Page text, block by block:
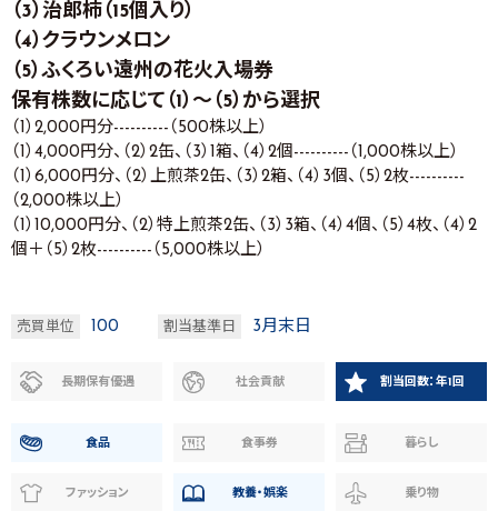
（3）治郎柿（15個入り）
（4）クラウンメロン
（5）ふくろい遠州の花火入場券
保有株数に応じて（1）～（5）から選択
（1）2,000円分----------（500株以上）
（1）4,000円分、（2）2缶、（3）1箱、（4）2個----------（1,000株以上）
（1）6,000円分、（2）上煎茶2缶、（3）2箱、（4）3個、（5）2枚----------
（2,000株以上）
（1）10,000円分、（2）特上煎茶2缶、（3）3箱、（4）4個、（5）4枚、（4）2
個＋（5）2枚----------（5,000株以上）
売買単位 100 割当基準日 3月末日
長期保有優遇 社会貢献 割当回数：年1回
食品 食事券 暮らし
ファッション 教養・娯楽 乗り物